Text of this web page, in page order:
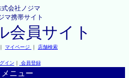
式会社ノジマ
マ携帯サイト
会員サイト
｜ マイページ ｜ 店舗検索
イン ｜ 会員登録
メニュー